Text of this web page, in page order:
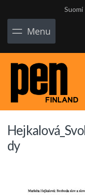
Suomi
Menu
dy